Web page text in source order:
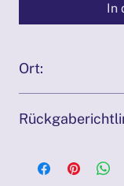
In
Ort:
oder Erstattungen